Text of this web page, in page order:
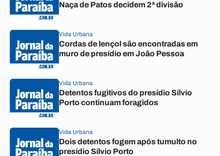
Naça de Patos decidem 2ª divisão
Vida Urbana
Cordas de lençol são encontradas em
muro de presídio em João Pessoa
Vida Urbana
Detentos fugitivos do presídio Sílvio
Porto continuam foragidos
Vida Urbana
Dois detentos fogem após tumulto no
presídio Sílvio Porto